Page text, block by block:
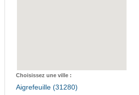
Choisissez une ville :
Aigrefeuille (31280)